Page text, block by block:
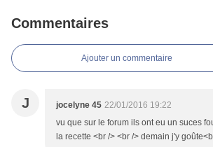
Commentaires
Ajouter un commentaire
J jocelyne 45 22/01/2016 19:22
vu que sur le forum ils ont eu un suces
la recette <br /> <br /> demain j'y